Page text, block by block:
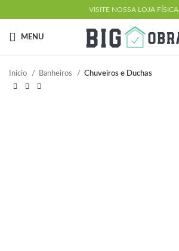
VISITE NOSSA LOJA FÍSICA
MENU
Início Banheiros Chuveiros e Duchas